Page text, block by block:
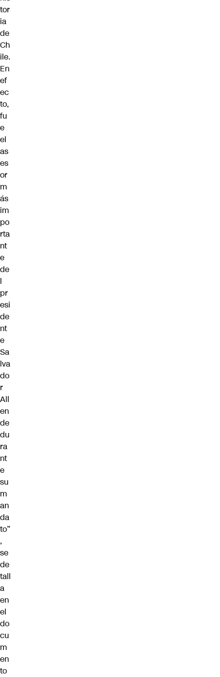
tor
ia
de
Ch
ile.
En
ef
ec
to,
fu
e
el
as
es
or
m
ás
im
po
rta
nt
e
de
l
pr
esi
de
nt
e
Sa
lva
do
r
All
en
de
du
ra
nt
e
su
m
an
da
to”
,
se
de
tall
a
en
el
do
cu
m
en
to